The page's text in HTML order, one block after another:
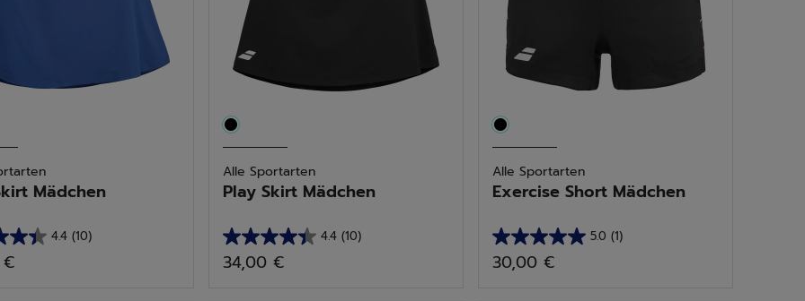
Mädchen
4.4 (10)
Alle Sportarten
Play Skirt Mädchen
4.4 (10)
4.4
von
34,00 €
Alle Sportarten
Exercise Short Mädchen
5.0 (1)
5.0
von
30,00 €